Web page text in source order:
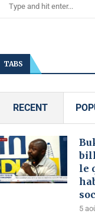
TABS
RECENT
le
5